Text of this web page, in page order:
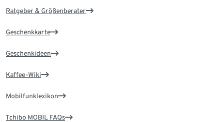
Ratgeber & Größenberater
Geschenkkarte
Geschenkideen
Kaffee-Wiki
Mobilfunklexikon
Tchibo MOBIL FAQs